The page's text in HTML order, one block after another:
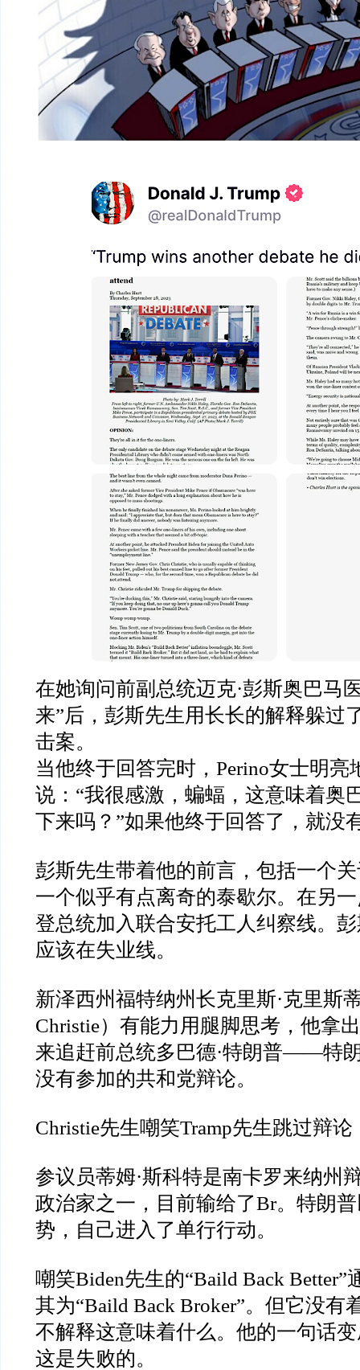
在她询问前副总统迈克·彭斯奥巴马
来”后，彭斯先生用长长的解释躲过
击案。
当他终于回答完时， Perino女士明亮
说： “我很感激，蝙蝠，这意味着奥
下来吗？ ”如果他终于回答了，就没
彭斯先生带着他的前言，包括一个
一个似乎有点离奇的泰歇尔。 在另
登总统加入联合安托工人纠察线。
应该在失业线。
新泽西州福特纳州长克里斯·克里斯
Christie）有能力用腿脚思考，他拿
来追赶前总统多巴德·特朗普——特
没有参加的共和党辩论。
Christie先生嘲笑Tramp先生跳过辩论
参议员蒂姆·斯科特是南卡罗来纳州
政治家之一，目前输给了Br。特朗
势，自己进入了单行行动。
嘲笑Biden先生的“Baild Back Better”
其为“Baild Back Broker”。但它没有
不解释这意味着什么。他的一句话
这是失败的。